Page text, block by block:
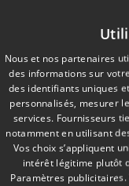
Nous et nos partenaires
des informations sur
des identifiants uniques
personnalisés, mesurer
services. Fournisseurs
notamment en utilisant
Vos choix s’appliquent
intérêt légitime plutôt
Paramètres publicitaires